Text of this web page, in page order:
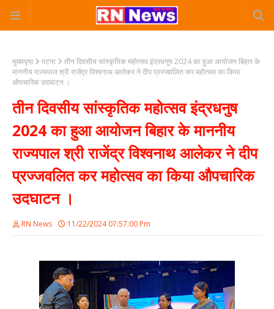
मुख्यपृष्ठ पटना
तीन दिवसीय सांस्कृतिक महोत्सव इंद्रधनुष 2024 का हुआ आयोजन बिहार के
माननीय राज्यपाल श्री राजेंद्र विश्वनाथ आलेकर ने दीप प्रज्जवलित कर महोत्सव का किया
औपचारिक उदघाटन ।
तीन दिवसीय सांस्कृतिक महोत्सव इंद्रधनुष
2024 का हुआ आयोजन बिहार के माननीय
राज्यपाल श्री राजेंद्र विश्वनाथ आलेकर ने दीप
प्रज्जवलित कर महोत्सव का किया औपचारिक
उदघाटन ।
RN News 11/22/2024 07:57:00 Pm